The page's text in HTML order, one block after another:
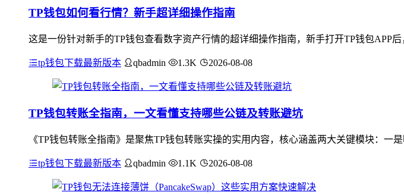
TP钱包如何看行情？新手超详细操作指南
这是一份针对新手的TP钱包查看数字资产行情的超详细操作指南，新手打开TP钱包APP
tp钱包下载最新版本 qbadmin 1.3K 2026-08-08
TP钱包转账全指南，一文看懂支持哪些公链及转账避坑
《TP钱包转账全指南》是聚焦TP钱包转账实操的实用内容，核心涵盖两大关键模块：一
tp钱包下载最新版本 qbadmin 1.1K 2026-08-08